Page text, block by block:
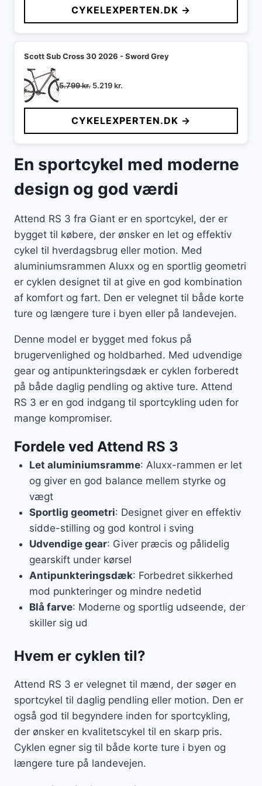
var:
6.999 kr..
er:
4.399 kr..
CYKELEXPERTEN.DK →
Scott Sub Cross 30 2026 - Sword Grey
5.799kr. Den
pris
var:
5.799 kr..
5.219kr.
pris
er:
5.219 kr..
CYKELEXPERTEN.DK →
En sportcykel med moderne
design og god værdi
Attend RS 3 fra Giant er en sportcykel, der er
bygget til købere, der ønsker en let og effektiv
cykel til hverdagsbrug eller motion. Med
aluminiumsrammen Aluxx og en sportlig geometri
er cyklen designet til at give en god kombination
af komfort og fart. Den er velegnet til både korte
ture og længere ture i byen eller på landevejen.
Denne model er bygget med fokus på
brugervenlighed og holdbarhed. Med udvendige
gear og antipunkteringsdæk er cyklen forberedt
på både daglig pendling og aktive ture. Attend
RS 3 er en god indgang til sportcykling uden for
mange kompromiser.
Fordele ved Attend RS 3
Let aluminiumsramme: Aluxx-rammen er let
og giver en god balance mellem styrke og
vægt
Sportlig geometri: Designet giver en effektiv
sidde-stilling og god kontrol i sving
Udvendige gear: Giver præcis og pålidelig
gearskift under kørsel
Antipunkteringsdæk: Forbedret sikkerhed
mod punkteringer og mindre nedetid
Blå farve: Moderne og sportlig udseende, der
skiller sig ud
Hvem er cyklen til?
Attend RS 3 er velegnet til mænd, der søger en
sportcykel til daglig pendling eller motion. Den er
også god til begyndere inden for sportcykling,
der ønsker en kvalitetscykel til en skarp pris.
Cyklen egner sig til både korte ture i byen og
længere ture på landevejen.